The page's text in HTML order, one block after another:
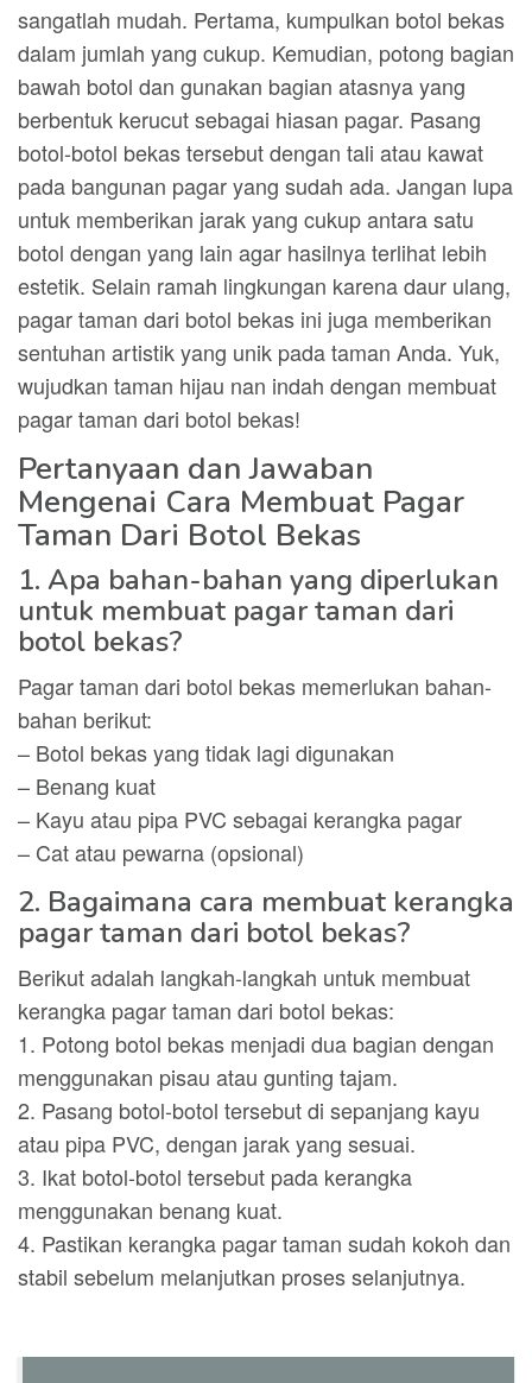
sangatlah mudah. Pertama, kumpulkan botol bekas
dalam jumlah yang cukup. Kemudian, potong bagian
bawah botol dan gunakan bagian atasnya yang
berbentuk kerucut sebagai hiasan pagar. Pasang
botol-botol bekas tersebut dengan tali atau kawat
pada bangunan pagar yang sudah ada. Jangan lupa
untuk memberikan jarak yang cukup antara satu
botol dengan yang lain agar hasilnya terlihat lebih
estetik. Selain ramah lingkungan karena daur ulang,
pagar taman dari botol bekas ini juga memberikan
sentuhan artistik yang unik pada taman Anda. Yuk,
wujudkan taman hijau nan indah dengan membuat
pagar taman dari botol bekas!
Pertanyaan dan Jawaban
Mengenai Cara Membuat Pagar
Taman Dari Botol Bekas
1. Apa bahan-bahan yang diperlukan
untuk membuat pagar taman dari
botol bekas?
Pagar taman dari botol bekas memerlukan bahan-
bahan berikut:
– Botol bekas yang tidak lagi digunakan
– Benang kuat
– Kayu atau pipa PVC sebagai kerangka pagar
– Cat atau pewarna (opsional)
2. Bagaimana cara membuat kerangka
pagar taman dari botol bekas?
Berikut adalah langkah-langkah untuk membuat
kerangka pagar taman dari botol bekas:
1. Potong botol bekas menjadi dua bagian dengan
menggunakan pisau atau gunting tajam.
2. Pasang botol-botol tersebut di sepanjang kayu
atau pipa PVC, dengan jarak yang sesuai.
3. Ikat botol-botol tersebut pada kerangka
menggunakan benang kuat.
4. Pastikan kerangka pagar taman sudah kokoh dan
stabil sebelum melanjutkan proses selanjutnya.